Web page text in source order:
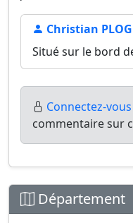
Christian
Situé sur le bord
Connectez-vous
commentaire sur
Département